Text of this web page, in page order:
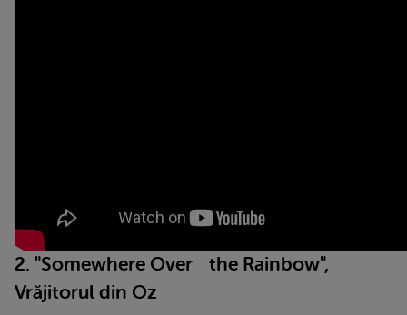
2. "Somewhere Over the Rainbow",
Vrăjitorul din Oz